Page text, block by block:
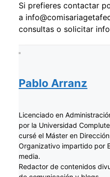
Si prefieres contactar
a
consultas o solicitar
Pablo Arranz
Licenciado en
por la Universidad
cursé el Máster en
Organizativo impartido por
media.
Redactor de contenidos